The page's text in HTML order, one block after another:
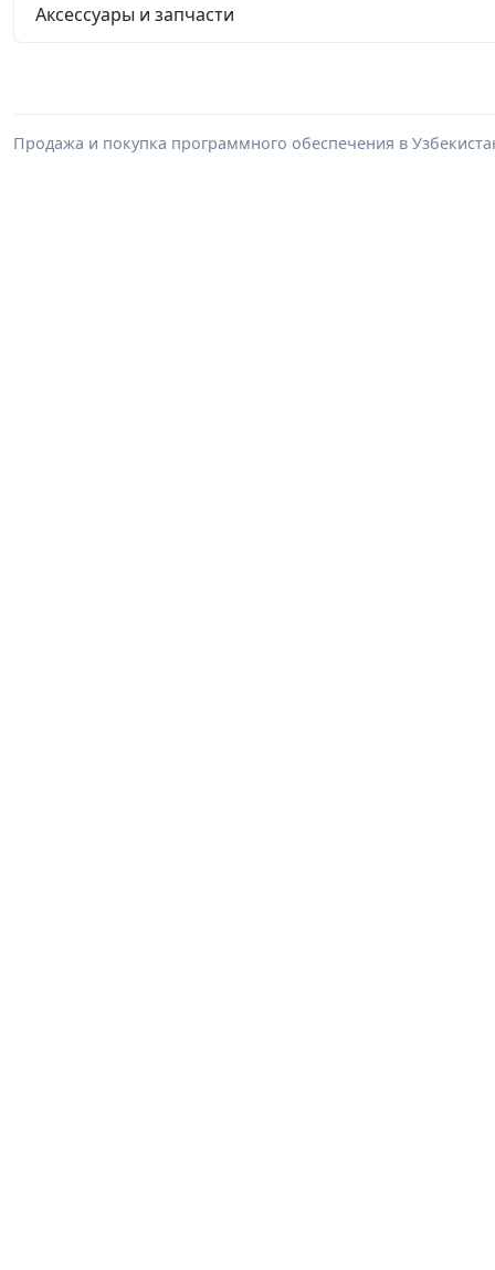
Аксессуары и запчасти
Продажа и покупка программного обеспечения в